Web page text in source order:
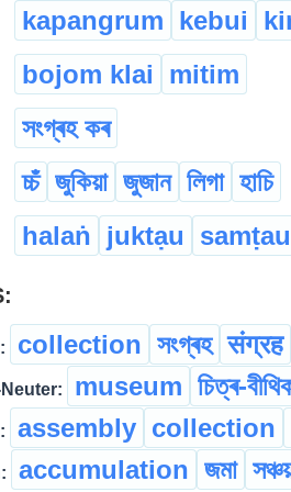
kapangrum kebui
bojom klai mitim
সংগ্ৰহ কৰ
চ্চঁ জুকিয়া জুজান লিগা হাচি
halaṅ juktạu samṭau
collection সংগ্ৰহ संग्रह
museum চিত্ৰ-
assembly collection
accumulation জমা